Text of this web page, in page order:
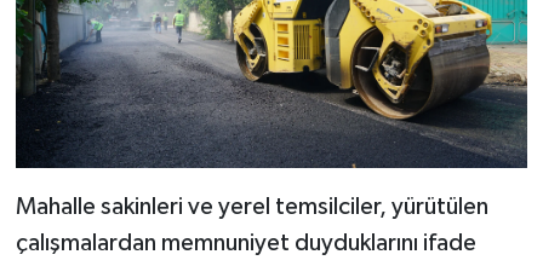
Mahalle sakinleri ve yerel temsilciler, yürütülen
çalışmalardan memnuniyet duyduklarını ifade
HABERDE İNSAN